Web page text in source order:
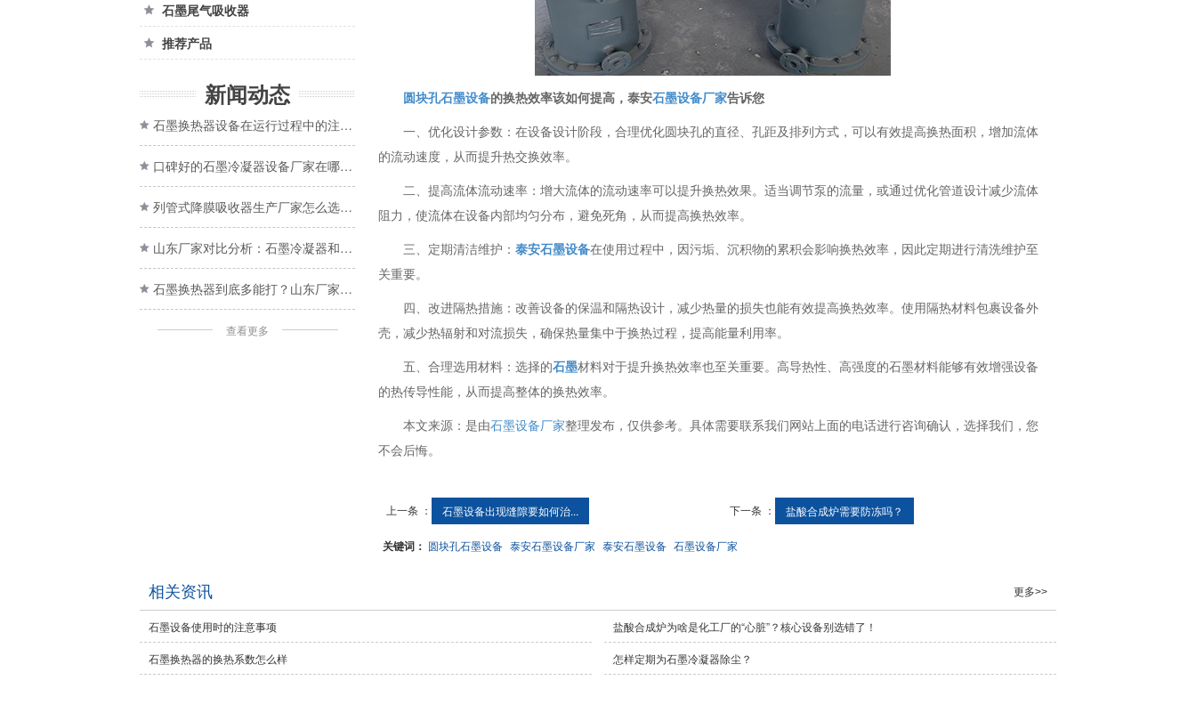
圆块孔石墨设备的换热效率该如何提高，泰安石墨设备厂家告诉您
一、优化设计参数：在设备设计阶段，合理优化圆块孔的直径、孔距及排列方式，可以有效提高换热面积，增加流体
的流动速度，从而提升热交换效率。
二、提高流体流动速率：增大流体的流动速率可以提升换热效果。适当调节泵的流量，或通过优化管道设计减少流体
阻力，使流体在设备内部均匀分布，避免死角，从而提高换热效率。
三、定期清洁维护： 泰安石墨设备在使用过程中，因污垢、沉积物的累积会影响换热效率，因此定期进行清洗维护至
关重要。
四、改进隔热措施：改善设备的保温和隔热设计，减少热量的损失也能有效提高换热效率。使用隔热材料包裹设备外
壳，减少热辐射和对流损失，确保热量集中于换热过程，提高能量利用率。
五、合理选用材料：选择的石墨材料对于提升换热效率也至关重要。高导热性、高强度的石墨材料能够有效增强设备
的热传导性能，从而提高整体的换热效率。
本文来源：是由石墨设备厂家整理发布，仅供参考。具体需要联系我们网站上面的电话进行咨询确认，选择我们，您
不会后悔。
上一条 ： 石墨设备出现缝隙要如何治... 下一条 ： 盐酸合成炉需要防冻吗？
关键词： 圆块孔石墨设备 泰安石墨设备厂家 泰安石墨设备 石墨设备厂家
 石墨尾气吸收器
 推荐产品
新闻动态
 石墨换热器设备在运行过程中的注意事项有哪些？厂家揭秘
 口碑好的石墨冷凝器设备厂家在哪？山东正大石墨设备厂家介绍
 列管式降膜吸收器生产厂家怎么选？别只看报价
 山东厂家对比分析：石墨冷凝器和石墨换热器有什么区别？
 石墨换热器到底多能打？山东厂家的5个价格优势太惊艳了！
查看更多
相关资讯 更多>>
石墨设备使用时的注意事项 盐酸合成炉为啥是化工厂的“心脏”？核心设备别选错了！
石墨换热器的换热系数怎么样 怎样定期为石墨冷凝器除尘？